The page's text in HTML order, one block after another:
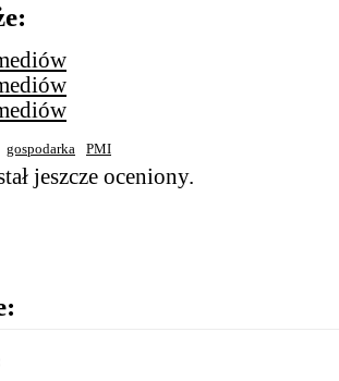
gospodarka PMI
jeszcze oceniony.